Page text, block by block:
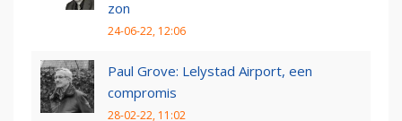
zon
24-06-22, 12:06
Paul Grove: Lelystad Airport, een
compromis
28-02-22, 11:02